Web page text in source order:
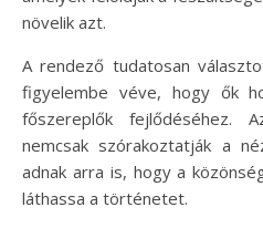
növelik azt.
A rendező tudatosan
figyelembe véve, hogy ők
főszereplők fejlődéséhez.
nemcsak szórakoztatják a
adnak arra is, hogy a
láthassa a történetet.